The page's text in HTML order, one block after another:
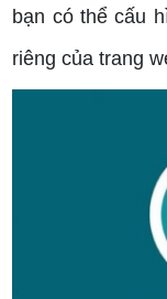
bạn có thể cấu
riêng của trang